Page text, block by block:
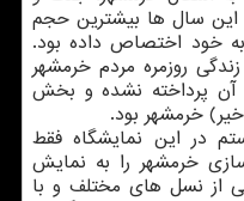
این سال ها بیشترین حجم
خود اختصاص داده بود.
روزمره مردم خرمشهر
آن پرداخته نشده و بخش
خرمشهر بود.
در این نمایشگاه فقط
خرمشهر را به نمایش
از نسل های مختلف و با